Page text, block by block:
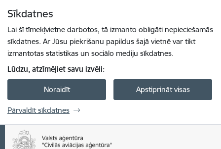
Sīkdatnes
Lai šī tīmekļvietne darbotos, tā izmanto obligāti nepieciešamās
sīkdatnes. Ar Jūsu piekrišanu papildus šajā vietnē var tikt
izmantotas statistikas un sociālo mediju sīkdatnes.
Lūdzu, atzīmējiet savu izvēli:
Noraidīt Apstiprināt visas
Pārvaldīt sīkdatnes